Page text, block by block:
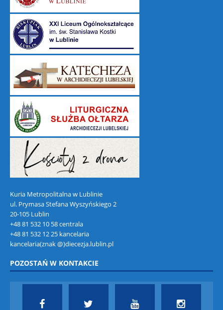
Kuria Metropolitalna w Lublinie
ul. Prymasa Stefana Wyszyńskiego 2
20-105 Lublin
+48 81 532 10 58 centrala
+48 81 532 12 25 kancelaria
kancelaria(znak @)diecezja.lublin.pl
POZOSTAŃ W KONTAKCIE